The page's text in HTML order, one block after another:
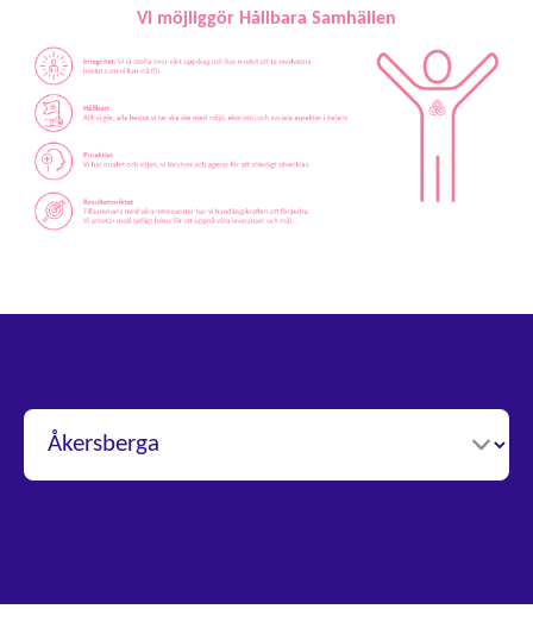
Vi möjliggör Hållbara Samhällen